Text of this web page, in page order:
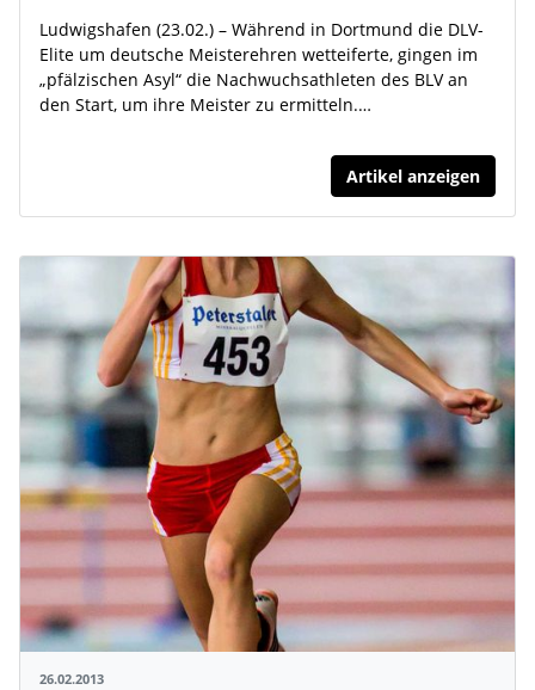
Ludwigshafen (23.02.) – Während in Dortmund die DLV-
Elite um deutsche Meisterehren wetteiferte, gingen im
„pfälzischen Asyl“ die Nachwuchsathleten des BLV an
den Start, um ihre Meister zu ermitteln.…
Artikel anzeigen
26.02.2013